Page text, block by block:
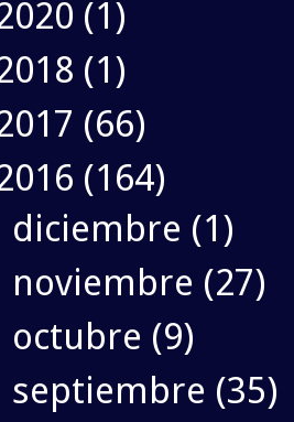
(1)
(1)
(66)
(164)
diciembre (1)
noviembre (27)
octubre (9)
septiembre (35)